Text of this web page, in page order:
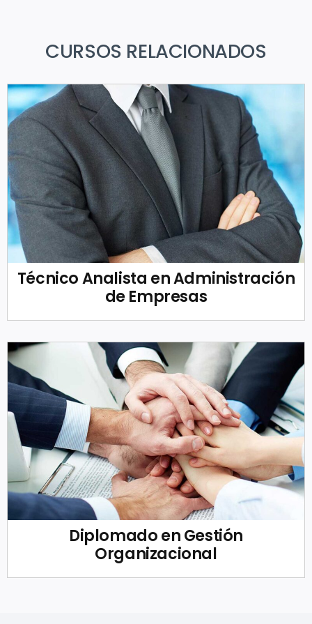
CURSOS RELACIONADOS
Técnico Analista en Administración
de Empresas
Diplomado en Gestión
Organizacional